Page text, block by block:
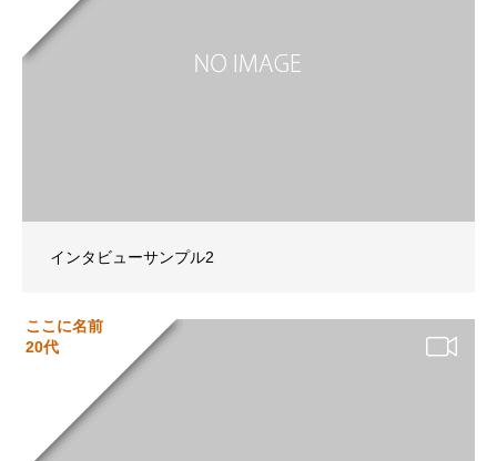
インタビューサンプル2
ここに名前
20代